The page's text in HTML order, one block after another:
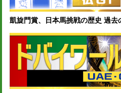
凱旋門賞、日本馬挑戦の歴史 過去